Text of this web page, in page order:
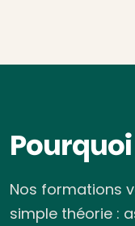
Nos formations
simple théorie :